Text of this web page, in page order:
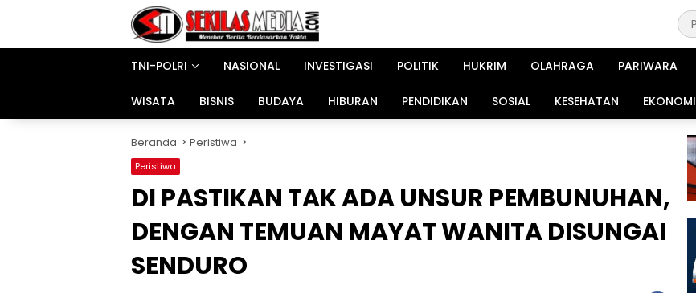
TNI-POLRI
NASIONAL INVESTIGASI POLITIK HUKRIM OLAHRAGA PARIWARA
WISATA BISNIS BUDAYA HIBURAN PENDIDIKAN SOSIAL KESEHATAN EKONOMI
Beranda Peristiwa
Peristiwa
DI PASTIKAN TAK ADA UNSUR PEMBUNUHAN,
DENGAN TEMUAN MAYAT WANITA DISUNGAI
SENDURO